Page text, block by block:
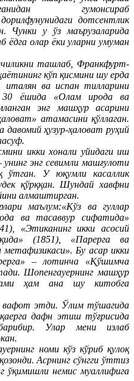
гумонсираб
дотсентлик
Чунки у ўз маърузаларида
ёдга олар ёки уларни умуман
ташлаб, Франкфурт-
кўп қисмини шу ерда
италян ва испан тилларини
30 ёшида «Олам ирода ва
энг машҳур асарини
атамасини қўллаган.
ҳузур-ҳаловат руҳий
икки хонали уйидаги иш
энг севимли машғулоти
ўтган. У юқумли касаллик
қўрққан. Шундай хавфни
алмаштирган.
маълум:«Кўз ва гуллар
ва тасаввур сифатида»
«Этиканинг икки асосий
(1851), «Парерга ва
Бу асар икки
– лотинча «Қўшимча
Шопенгауернинг машҳур
ҳам ана шу китобга
вафот этди. Ўлим тўшагида
дафн этиш тўғрисида
Улар мени излаб
номи кўз кўриб қулоқ
Асрнинг сўнгги ўттиз
ўқимишли немис муаллифига